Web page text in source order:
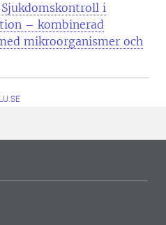
i
– kombinerad
mikroorganismer och